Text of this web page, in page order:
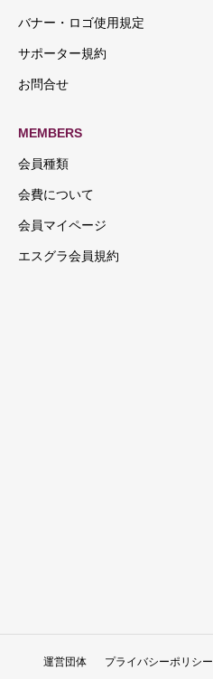
バナー・ロゴ使用規定
サポーター規約
お問合せ
MEMBERS
会員種類
会費について
会員マイページ
エスグラ会員規約
運営団体 プライバシーポリシー